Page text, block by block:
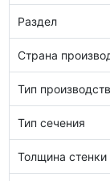
Раздел
Страна
Тип
Тип сечения
Толщина стенки